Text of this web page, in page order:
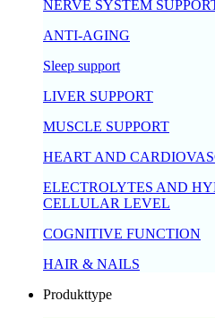
NERVE SYSTEM
ANTI-AGING
Sleep support
LIVER SUPPORT
MUSCLE SUPPORT
HEART AND
ELECTROLYTES AND
CELLULAR LEVEL
COGNITIVE FUNCTION
HAIR & NAILS
Produkttype